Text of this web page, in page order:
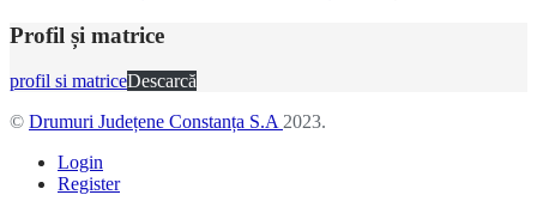
Profil și matrice
profil si matriceDescarcă
© Drumuri Județene Constanța S.A2023.
Login
Register